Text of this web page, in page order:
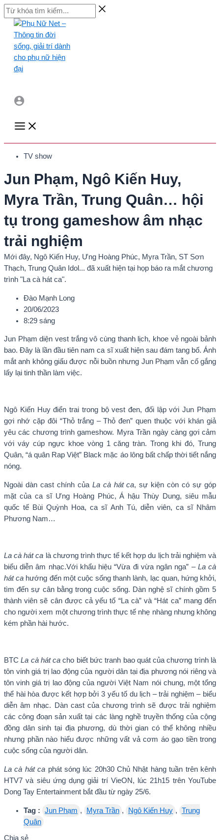
Skip
to
content
Từ
khóa
kiếm...
Main
Menu
TV show
Jun Phạm, Ngô Kiến Huy,
Myra Trần, Trung Quân… hội
tụ trong gameshow âm nhạc
trải nghiệm
Mới đây, Ngô Kiến Huy, Ưng Hoàng Phúc, Myra Trần, ST Sơn
Thạch, Trung Quân Idol... đã xuất hiện tại họp báo ra mắt chương
trình "La cà hát ca".
Đào Mạnh Long
20/06/2023
8:29 sáng
Jun Phạm diện vest trắng vô cùng thanh lịch, khoe vẻ ngoài bảnh
bao. Đây là lần đầu tiên nam ca sĩ xuất hiện sau đám tang bố. Ánh
mắt anh không giấu được nỗi buồn nhưng Jun Phạm vẫn cố gắng
lấy lại tinh thần làm việc.
Ngô Kiến Huy điển trai trong bộ vest đen, đối lập với Jun Phạm
gợi nhớ cặp đôi “Thỏ trắng – Thỏ đen” quen thuộc với khán giả
yêu các chương trình gameshow. Myra Trần ngày càng gợi cảm
với váy cúp ngực khoe vòng 1 căng tràn. Trong khi đó, Trung
Quân, “á quân Rap Việt” Black mặc áo lông bất chấp thời tiết nắng
nóng.
Ngoài dàn cast chính của La cà hát ca, sự kiện còn có sự góp
mặt của ca sĩ Ưng Hoàng Phúc, Á hậu Thùy Dung, siêu mẫu
quốc tế Bùi Quỳnh Hoa, ca sĩ Anh Tú, diễn viên, ca sĩ Nhâm
Phương Nam…
La cà hát ca là chương trình thực tế kết hợp du lịch trải nghiệm và
biểu diễn âm nhạc.Với khẩu hiệu “Vừa đi vừa ngân nga” – La cà
hát ca hướng đến một cuộc sống thanh lành, lạc quan, hứng khởi,
tìm đến sự cân bằng trong cuộc sống. Dàn nghệ sĩ chính gồm 5
thành viên sẽ cân được cả yếu tố “La cà” và “Hát ca” mang đến
cho người xem một chương trình thực tế nhẹ nhàng nhưng không
kém phần hài hước.
BTCLa cà hát ca cho biết bức tranh bao quát của chương trình là
tôn vinh giá trị lao động của người dân tại địa phương nói riêng và
tôn vinh giá trị lao động của người Việt Nam nói chung, một tổng
thể hài hòa được kết hợp bởi 3 yếu tố du lịch – trải nghiệm – biểu
diễn âm nhạc. Dàn cast của chương trình sẽ được trải nghiệm
các công đoạn sản xuất tại các làng nghề truyền thống của cộng
đồng dân sinh tại địa phương, dù thời gian có thể không nhiều
nhưng phần nào hiểu được những vất vả cơm áo gạo tiền trong
cuộc sống của người dân.
La cà hát ca phát sóng lúc 20h30 Chủ Nhật hàng tuần trên kênh
HTV7 và siêu ứng dụng giải trí VieON, lúc 21h15 trên YouTube
Dong Tay Entertainment bắt đầu từ ngày 25/6.
Tag : Jun Phạm , Myra Trần , Ngô Kiến Huy ,
Trung
Quân
Chia sẻ